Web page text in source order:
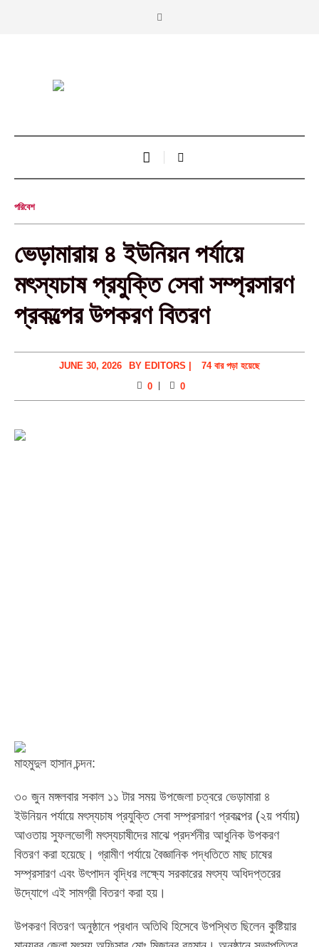
পরিবেশ
ভেড়ামারায় ৪ ইউনিয়ন পর্যায়ে
মৎস্যচাষ প্রযুক্তি সেবা সম্প্রসারণ
প্রকল্পের উপকরণ বিতরণ
JUNE 30, 2026 BY EDITORS
74 বার পড়া হয়েছে
0
0
মাহমুদুল হাসান চন্দন:
‎৩০ জুন মঙ্গলবার সকাল ১১ টার সময় উপজেলা চত্বরে ভেড়ামারা ৪
ইউনিয়ন পর্যায়ে মৎস্যচাষ প্রযুক্তি সেবা সম্প্রসারণ প্রকল্পের (২য় পর্যায়)
আওতায় সুফলভোগী মৎস্যচাষীদের মাঝে প্রদর্শনীর আধুনিক উপকরণ
বিতরণ করা হয়েছে। গ্রামীণ পর্যায়ে বৈজ্ঞানিক পদ্ধতিতে মাছ চাষের
সম্প্রসারণ এবং উৎপাদন বৃদ্ধির লক্ষ্যে সরকারের মৎস্য অধিদপ্তরের
উদ্যোগে এই সামগ্রী বিতরণ করা হয়।
‎উপকরণ বিতরণ অনুষ্ঠানে প্রধান অতিথি হিসেবে উপস্থিত ছিলেন কুষ্টিয়ার